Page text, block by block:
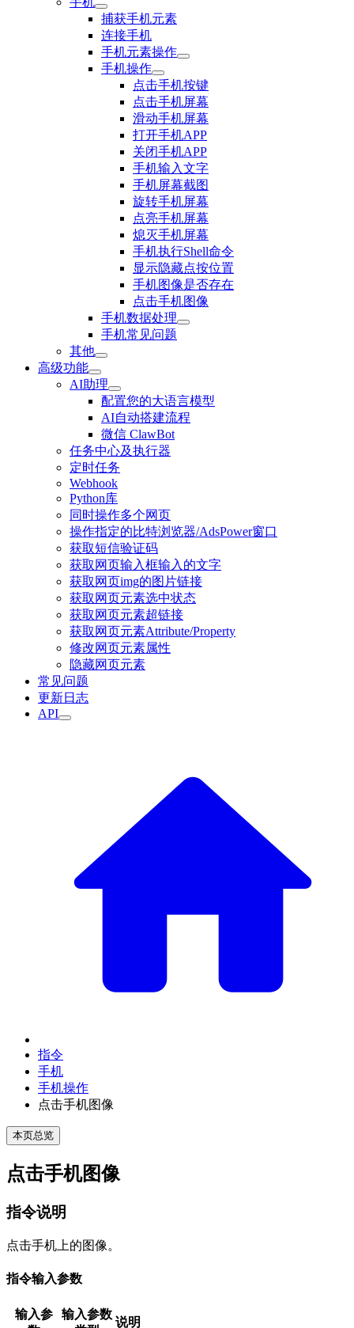
捕获手机元素
连接手机
手机元素操作
手机操作
点击手机按键
点击手机屏幕
滑动手机屏幕
打开手机APP
关闭手机APP
手机输入文字
手机屏幕截图
旋转手机屏幕
点亮手机屏幕
熄灭手机屏幕
手机执行Shell命令
显示隐藏点按位置
手机图像是否存在
点击手机图像
手机数据处理
手机常见问题
其他
高级功能
AI助理
配置您的大语言模型
AI自动搭建流程
微信 ClawBot
任务中心及执行器
定时任务
Webhook
Python库
同时操作多个网页
操作指定的比特浏览器/AdsPower窗口
获取短信验证码
获取网页输入框输入的文字
获取网页img的图片链接
获取网页元素选中状态
获取网页元素超链接
获取网页元素Attribute/Property
修改网页元素属性
隐藏网页元素
常见问题
更新日志
API
指令
手机
手机操作
点击手机图像
本页总览
点击手机图像
指令说明
点击手机上的图像。
指令输入参数
输入参
输入参数
说明